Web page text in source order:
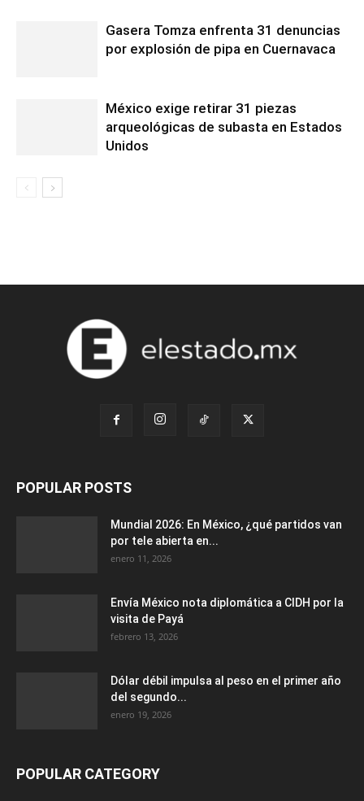
Gasera Tomza enfrenta 31 denuncias
por explosión de pipa en Cuernavaca
México exige retirar 31 piezas
arqueológicas de subasta en Estados
Unidos
POPULAR POSTS
Mundial 2026: En México, ¿qué partidos van
por tele abierta en...
enero 11, 2026
Envía México nota diplomática a CIDH por la
visita de Payá
febrero 13, 2026
Dólar débil impulsa al peso en el primer año
del segundo...
enero 19, 2026
POPULAR CATEGORY